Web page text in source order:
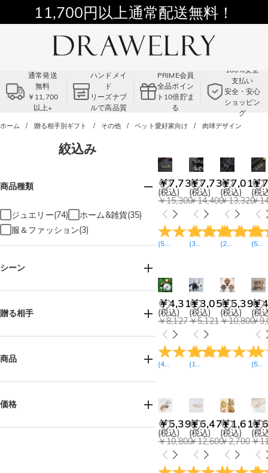
11,700円以上通常配送無料！
Summer Sale!! |3点以上で15％OFF！
コード:VS2
通常発送
無料
￥11,700
以上+
ハンドメイ
ド
リーズナブ
ルで高品質
PRIME会員
全品ポイン
ト10倍貯ま
る
100%安全
支払い
安全・安心
ショッピン
グ
ホーム 贈る相手別ギフト その他 ペット愛好家向け 肉球デザイン
絞込み
商品種類
ジュエリー(74)
ホーム&雑貨(35)
服＆ファッション(3)
シーン
記念日(17)
クリスマス(22)
贈る相手
お母様へ(12)
ご友人へ(6)
商品
ピアス(4)
価格
￥7,731
(税込)
￥15,300
(59 レビュー)
￥7,731
(税込)
￥14,400
(38 レビュー)
￥7,011
(税込)
￥13,320
(22 レビュー)
￥
(税
￥
(53
￥4,311
(税込)
￥8,127
(43 レビュー)
￥3,051
(税込)
￥5,121
(14 レビュー
￥5,391
(税込)
￥10,800
￥
(税
￥
(5レ
￥5,391
(税込)
￥10,800
￥6,471
(税込)
￥12,600
￥1,611
(税込)
￥2,700
￥
(税
￥